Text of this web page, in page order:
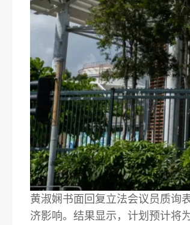
黄淑娴书面回复立法会议员质询
济影响。结果显示，计划预计将